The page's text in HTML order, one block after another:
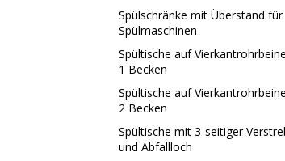
Spülschränke mit Überstand für
Spülmaschinen
Spültische auf
1 Becken
Spültische auf
2 Becken
Spültische mit 3-seitiger
und Abfallloch